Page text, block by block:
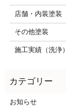
店舗・内装塗装
その他塗装
施工実績（洗浄）
お知らせ